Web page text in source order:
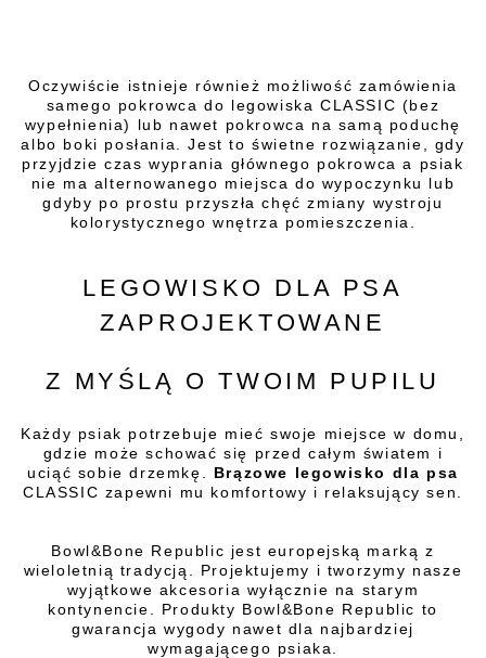
Oczywiście istnieje również możliwość zamówienia
samego pokrowca do legowiska CLASSIC (bez
wypełnienia) lub nawet pokrowca na samą poduchę
albo boki posłania. Jest to świetne rozwiązanie, gdy
przyjdzie czas wyprania głównego pokrowca a psiak
nie ma alternowanego miejsca do wypoczynku lub
gdyby po prostu przyszła chęć zmiany wystroju
kolorystycznego wnętrza pomieszczenia.
LEGOWISKO DLA PSA
ZAPROJEKTOWANE
Z MYŚLĄ O TWOIM PUPILU
Każdy psiak potrzebuje mieć swoje miejsce w domu,
gdzie może schować się przed całym światem i
uciąć sobie drzemkę. Brązowe legowisko dla psa
CLASSIC zapewni mu komfortowy i relaksujący sen.
Bowl&Bone Republic jest europejską marką z
wieloletnią tradycją. Projektujemy i tworzymy nasze
wyjątkowe akcesoria wyłącznie na starym
kontynencie. Produkty Bowl&Bone Republic to
gwarancja wygody nawet dla najbardziej
wymagającego psiaka.